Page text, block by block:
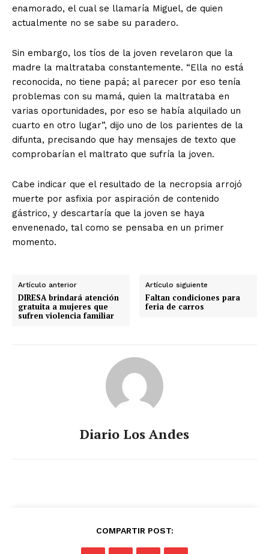
enamorado, el cual se llamaría Miguel, de quien
actualmente no se sabe su paradero.
Sin embargo, los tíos de la joven revelaron que la
madre la maltrataba constantemente. “Ella no está
reconocida, no tiene papá; al parecer por eso tenía
problemas con su mamá, quien la maltrataba en
varias oportunidades, por eso se había alquilado un
cuarto en otro lugar”, dijo uno de los parientes de la
difunta, precisando que hay mensajes de texto que
comprobarían el maltrato que sufría la joven.
Cabe indicar que el resultado de la necropsia arrojó
muerte por asfixia por aspiración de contenido
gástrico, y descartaría que la joven se haya
envenenado, tal como se pensaba en un primer
momento.
Artículo anterior
DIRESA brindará atención
gratuita a mujeres que
sufren violencia familiar
Artículo siguiente
Faltan condiciones para
feria de carros
Diario Los Andes
COMPARTIR POST: